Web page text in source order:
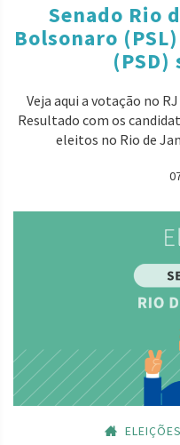
Senado Rio
Bolsonaro
(PSD)
Veja aqui a votação no
Resultado com os
eleitos no Rio de
ELEIÇÕES